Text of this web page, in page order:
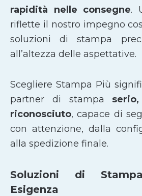
rapidità nelle consegne.
riflette il nostro impegno
soluzioni di stampa
all’altezza delle aspettative.
Scegliere Stampa Più
partner di stampa
riconosciuto, capace di
con attenzione, dalla
alla spedizione finale.
Soluzioni di
Esigenza